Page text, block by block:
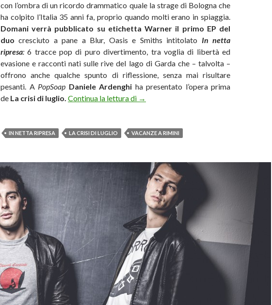
con l’ombra di un ricordo drammatico quale la strage di Bologna che
ha colpito l’Italia 35 anni fa, proprio quando molti erano in spiaggia.
Domani verrà pubblicato su etichetta Warner il primo EP del
duo cresciuto a pane a Blur, Oasis e Smiths intitolato In netta
ripresa:6 tracce pop di puro divertimento, tra voglia di libertà ed
evasione e racconti nati sulle rive del lago di Garda che – talvolta –
offrono anche qualche spunto di riflessione, senza mai risultare
pesanti. A PopSoap Daniele Ardenghi ha presentato l’opera prima
de La crisi di luglio. Continua la lettura di La crisi di luglio: da domani l’EP
→
IN NETTA RIPRESA LA CRISI DI LUGLIO VACANZE A RIMINI